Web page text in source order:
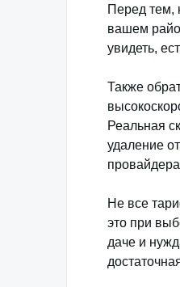
Перед тем,
вашем
увидеть,
Также
Реальная
удаление
Не все
это при
даче и